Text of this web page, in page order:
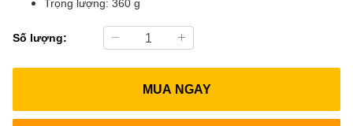
Số lượng:
MUA NGAY